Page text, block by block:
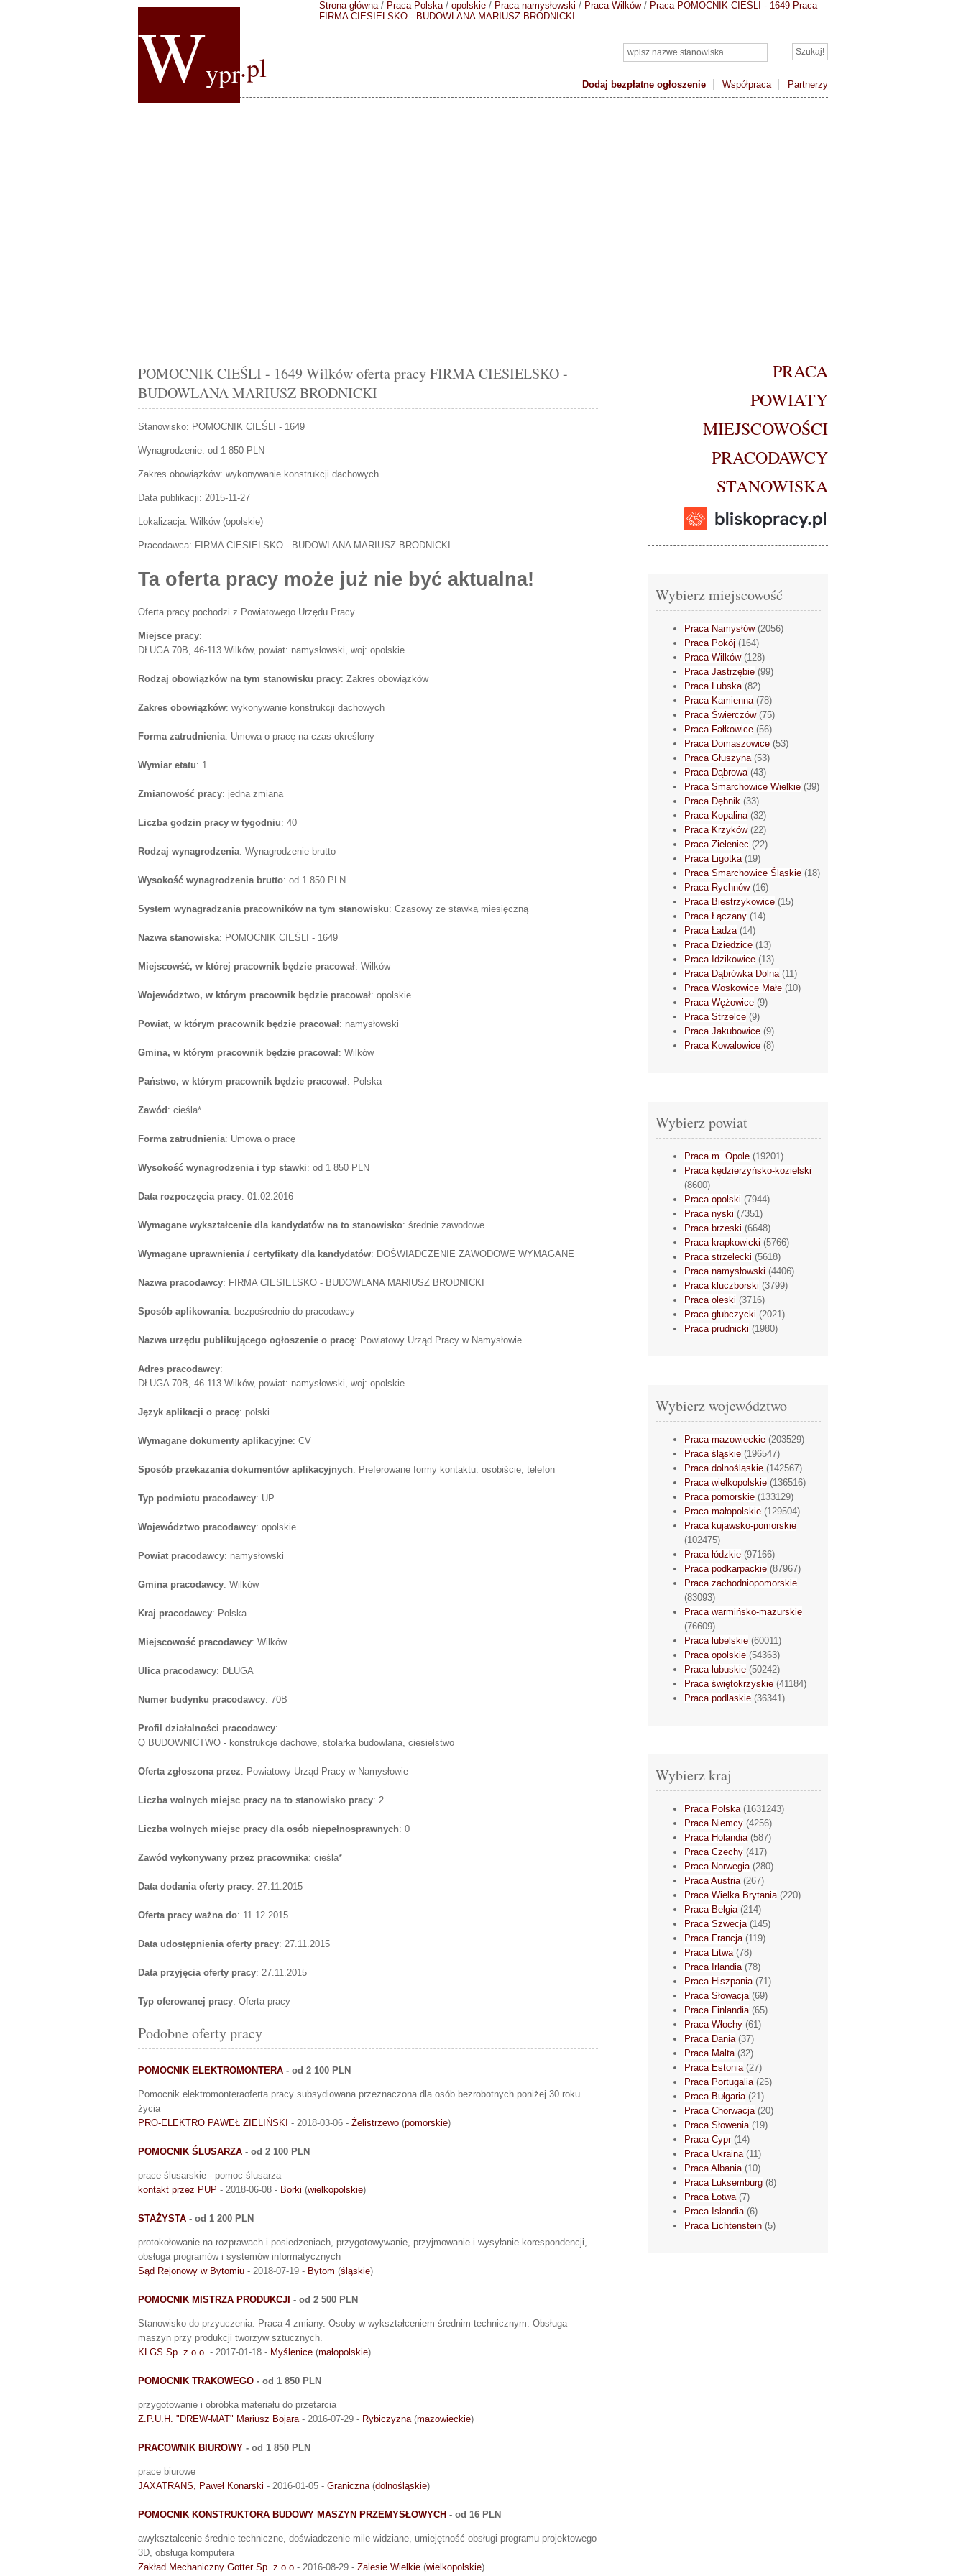
Wypr.pl
Dodaj bezpłatne ogłoszenie Współpraca Partnerzy
Strona główna/ Praca Polska/ opolskie / Praca namysłowski / Praca Wilków/ Praca POMOCNIK CIEŚLI - 1649 Praca
FIRMA CIESIELSKO - BUDOWLANA MARIUSZ BRODNICKI
POMOCNIK CIEŚLI - 1649 Wilków oferta pracy FIRMA CIESIELSKO -
BUDOWLANA MARIUSZ BRODNICKI
Stanowisko: POMOCNIK CIEŚLI - 1649
Wynagrodzenie: od 1 850 PLN
Zakres obowiązków: wykonywanie konstrukcji dachowych
Data publikacji: 2015-11-27
Lokalizacja: Wilków(opolskie)
Pracodawca: FIRMA CIESIELSKO - BUDOWLANA MARIUSZ BRODNICKI
Ta oferta pracy może już nie być aktualna!
Oferta pracy pochodzi z Powiatowego Urzędu Pracy.
Miejsce pracy:
DŁUGA 70B, 46-113 Wilków, powiat: namysłowski, woj: opolskie
Rodzaj obowiązków na tym stanowisku pracy: Zakres obowiązków
Zakres obowiązków: wykonywanie konstrukcji dachowych
Forma zatrudnienia: Umowa o pracę na czas określony
Wymiar etatu: 1
Zmianowość pracy: jedna zmiana
Liczba godzin pracy w tygodniu: 40
Rodzaj wynagrodzenia: Wynagrodzenie brutto
Wysokość wynagrodzenia brutto: od 1 850 PLN
System wynagradzania pracowników na tym stanowisku: Czasowy ze stawką miesięczną
Nazwa stanowiska: POMOCNIK CIEŚLI - 1649
Miejscowść, w której pracownik będzie pracował: Wilków
Województwo, w którym pracownik będzie pracował: opolskie
Powiat, w którym pracownik będzie pracował: namysłowski
Gmina, w którym pracownik będzie pracował: Wilków
Państwo, w którym pracownik będzie pracował: Polska
Zawód : cieśla*
Forma zatrudnienia: Umowa o pracę
Wysokość wynagrodzenia i typ stawki: od 1 850 PLN
Data rozpoczęcia pracy: 01.02.2016
Wymagane wykształcenie dla kandydatów na to stanowisko: średnie zawodowe
Wymagane uprawnienia / certyfikaty dla kandydatów: DOŚWIADCZENIE ZAWODOWE WYMAGANE
Nazwa pracodawcy: FIRMA CIESIELSKO - BUDOWLANA MARIUSZ BRODNICKI
Sposób aplikowania: bezpośrednio do pracodawcy
Nazwa urzędu publikującego ogłoszenie o pracę: Powiatowy Urząd Pracy w Namysłowie
Adres pracodawcy:
DŁUGA 70B, 46-113 Wilków, powiat: namysłowski, woj: opolskie
Język aplikacji o pracę: polski
Wymagane dokumenty aplikacyjne: CV
Sposób przekazania dokumentów aplikacyjnych: Preferowane formy kontaktu: osobiście, telefon
Typ podmiotu pracodawcy: UP
Województwo pracodawcy: opolskie
Powiat pracodawcy: namysłowski
Gmina pracodawcy: Wilków
Kraj pracodawcy: Polska
Miejscowość pracodawcy: Wilków
Ulica pracodawcy: DŁUGA
Numer budynku pracodawcy: 70B
Profil działalności pracodawcy:
Q BUDOWNICTWO - konstrukcje dachowe, stolarka budowlana, ciesielstwo
Oferta zgłoszona przez: Powiatowy Urząd Pracy w Namysłowie
Liczba wolnych miejsc pracy na to stanowisko pracy: 2
Liczba wolnych miejsc pracy dla osób niepełnosprawnych: 0
Zawód wykonywany przez pracownika: cieśla*
Data dodania oferty pracy: 27.11.2015
Oferta pracy ważna do: 11.12.2015
Data udostępnienia oferty pracy: 27.11.2015
Data przyjęcia oferty pracy: 27.11.2015
Typ oferowanej pracy: Oferta pracy
Podobne oferty pracy
POMOCNIK ELEKTROMONTERA - od 2 100 PLN
Pomocnik elektromonteraoferta pracy subsydiowana przeznaczona dla osób bezrobotnych poniżej 30 roku
życia
PRO-ELEKTRO PAWEŁ ZIELIŃSKI - 2018-03-06 - Żelistrzewo (pomorskie)
POMOCNIK ŚLUSARZA - od 2 100 PLN
prace ślusarskie - pomoc ślusarza
kontakt przez PUP - 2018-06-08 - Borki (wielkopolskie)
STAŻYSTA - od 1 200 PLN
protokołowanie na rozprawach i posiedzeniach, przygotowywanie, przyjmowanie i wysyłanie korespondencji,
obsługa programów i systemów informatycznych
Sąd Rejonowy w Bytomiu - 2018-07-19 - Bytom (śląskie)
POMOCNIK MISTRZA PRODUKCJI - od 2 500 PLN
Stanowisko do przyuczenia. Praca 4 zmiany. Osoby w wykształceniem średnim technicznym. Obsługa
maszyn przy produkcji tworzyw sztucznych.
KLGS Sp. z o.o. - 2017-01-18 - Myślenice (małopolskie)
POMOCNIK TRAKOWEGO - od 1 850 PLN
przygotowanie i obróbka materiału do przetarcia
Z.P.U.H. "DREW-MAT" Mariusz Bojara- 2016-07-29 - Rybiczyzna(mazowieckie)
PRACOWNIK BIUROWY - od 1 850 PLN
prace biurowe
JAXATRANS, Paweł Konarski - 2016-01-05 - Graniczna(dolnośląskie)
POMOCNIK KONSTRUKTORA BUDOWY MASZYN PRZEMYSŁOWYCH - od 16 PLN
awyksztalcenie średnie techniczne, doświadczenie mile widziane, umiejętność obsługi programu projektowego
3D, obsługa komputera
Zakład Mechaniczny Gotter Sp. z o.o - 2016-08-29 - Zalesie Wielkie (wielkopolskie)
PRACA
POWIATY
MIEJSCOWOŚCI
PRACODAWCY
STANOWISKA
Wybierz miejscowość
Praca Namysłów(2056)
Praca Pokój (164)
Praca Wilków(128)
Praca Jastrzębie (99)
Praca Lubska(82)
Praca Kamienna(78)
Praca Świerczów(75)
Praca Fałkowice (56)
Praca Domaszowice (53)
Praca Głuszyna(53)
Praca Dąbrowa(43)
Praca Smarchowice Wielkie (39)
Praca Dębnik (33)
Praca Kopalina(32)
Praca Krzyków(22)
Praca Zieleniec (22)
Praca Ligotka(19)
Praca Smarchowice Śląskie (18)
Praca Rychnów(16)
Praca Biestrzykowice (15)
Praca Łączany (14)
Praca Ładza(14)
Praca Dziedzice (13)
Praca Idzikowice (13)
Praca Dąbrówka Dolna(11)
Praca Woskowice Małe (10)
Praca Wężowice (9)
Praca Strzelce (9)
Praca Jakubowice (9)
Praca Kowalowice (8)
Wybierz powiat
Praca m. Opole (19201)
Praca kędzierzyńsko-kozielski
(8600)
Praca opolski (7944)
Praca nyski (7351)
Praca brzeski (6648)
Praca krapkowicki (5766)
Praca strzelecki (5618)
Praca namysłowski (4406)
Praca kluczborski (3799)
Praca oleski (3716)
Praca głubczycki (2021)
Praca prudnicki (1980)
Wybierz województwo
Praca mazowieckie (203529)
Praca śląskie (196547)
Praca dolnośląskie (142567)
Praca wielkopolskie (136516)
Praca pomorskie (133129)
Praca małopolskie (129504)
Praca kujawsko-pomorskie
(102475)
Praca łódzkie (97166)
Praca podkarpackie (87967)
Praca zachodniopomorskie
(83093)
Praca warmińsko-mazurskie
(76609)
Praca lubelskie (60011)
Praca opolskie (54363)
Praca lubuskie (50242)
Praca świętokrzyskie (41184)
Praca podlaskie (36341)
Wybierz kraj
Praca Polska(1631243)
Praca Niemcy (4256)
Praca Holandia(587)
Praca Czechy (417)
Praca Norwegia(280)
Praca Austria(267)
Praca Wielka Brytania(220)
Praca Belgia(214)
Praca Szwecja(145)
Praca Francja(119)
Praca Litwa(78)
Praca Irlandia(78)
Praca Hiszpania(71)
Praca Słowacja(69)
Praca Finlandia(65)
Praca Włochy (61)
Praca Dania(37)
Praca Malta(32)
Praca Estonia(27)
Praca Portugalia(25)
Praca Bułgaria(21)
Praca Chorwacja(20)
Praca Słowenia(19)
Praca Cypr(14)
Praca Ukraina(11)
Praca Albania(10)
Praca Luksemburg (8)
Praca Łotwa(7)
Praca Islandia(6)
Praca Lichtenstein (5)